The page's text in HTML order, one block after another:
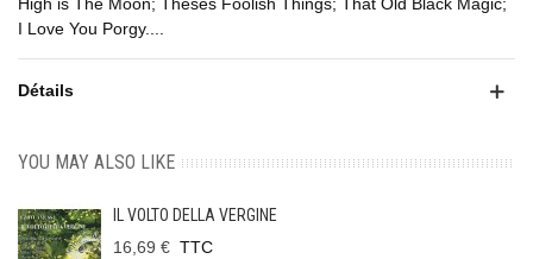
High is The Moon; Theses Foolish Things; That Old Black Magic;
I Love You Porgy....
Détails
YOU MAY ALSO LIKE
IL VOLTO DELLA VERGINE
16,69 € TTC